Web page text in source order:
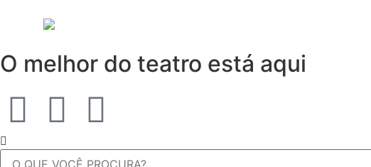
O melhor do teatro está aqui